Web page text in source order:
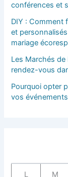
conférences et
DIY : Comment
et
mariage
Les Marchés
rendez-vous
Pourquoi opter
vos
L M